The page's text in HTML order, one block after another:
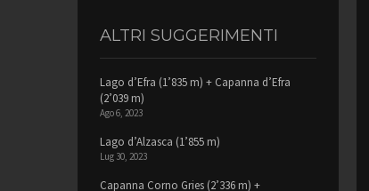
ALTRI SUGGERIMENTI
Lago d’Efra (1’835 m) + Capanna d’Efra
(2’039 m)
Ago 6, 2023
Lago d’Alzasca (1’855 m)
Lug 30, 2023
Capanna Corno Gries (2’336 m) +